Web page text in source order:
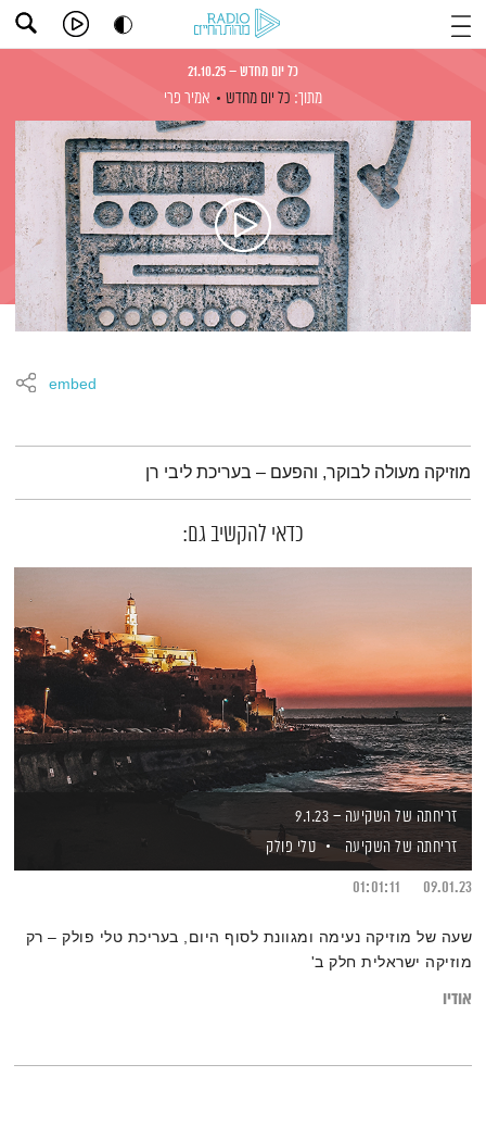
כל יום מחדש – 21.10.25
מתוך: כל יום מחדש אמיר פרי
embed
תמצית הפודקאסט
מוזיקה מעולה לבוקר, והפעם – בעריכת ליבי רן
כדאי להקשיב גם:
זריחתה של השקיעה – 9.1.23
זריחתה של השקיעה
טלי פולק
09.01.23
01:01:11
שעה של מוזיקה נעימה ומגוונת לסוף היום, בעריכת טלי פולק – רק
מוזיקה ישראלית חלק ב'
אודיו